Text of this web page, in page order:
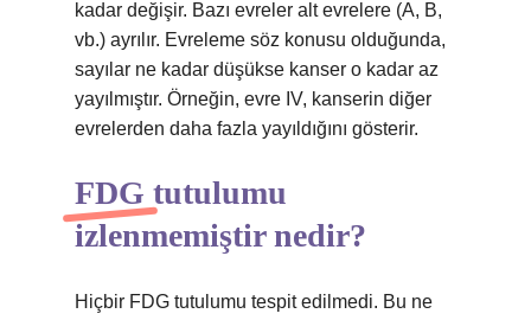
kadar değişir. Bazı evreler alt evrelere (A, B,
vb.) ayrılır. Evreleme söz konusu olduğunda,
sayılar ne kadar düşükse kanser o kadar az
yayılmıştır. Örneğin, evre IV, kanserin diğer
evrelerden daha fazla yayıldığını gösterir.
FDG tutulumu
izlenmemiştir nedir?
Hiçbir FDG tutulumu tespit edilmedi. Bu ne